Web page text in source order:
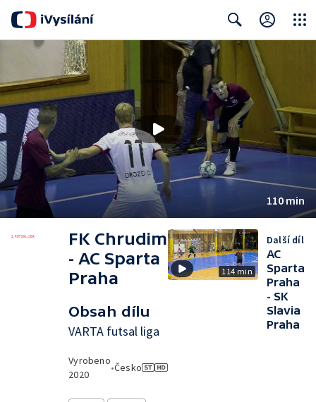
Search
110 min
FK Chrudim
- AC Sparta
Praha
Obsah dílu
VARTA futsal liga
Vyrobeno
2020
•Česko
114 min
Další díl
AC
Sparta
Praha
- SK
Slavia
Praha